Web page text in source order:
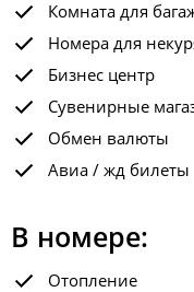
Комната для
Номера для
Бизнес центр
Сувенирные
Обмен валюты
Авиа / жд билеты
В номере:
Отопление